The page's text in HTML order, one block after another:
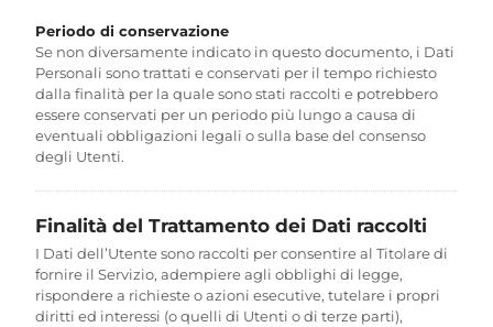
Periodo di conservazione
Se non diversamente indicato in questo documento, i Dati
Personali sono trattati e conservati per il tempo richiesto
dalla finalità per la quale sono stati raccolti e potrebbero
essere conservati per un periodo più lungo a causa di
eventuali obbligazioni legali o sulla base del consenso
degli Utenti.
Finalità del Trattamento dei Dati raccolti
I Dati dell’Utente sono raccolti per consentire al Titolare di
fornire il Servizio, adempiere agli obblighi di legge,
rispondere a richieste o azioni esecutive, tutelare i propri
diritti ed interessi (o quelli di Utenti o di terze parti),